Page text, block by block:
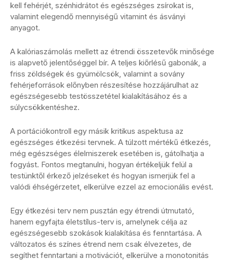
kell fehérjét, szénhidrátot és egészséges zsírokat is,
valamint elegendő mennyiségű vitamint és ásványi
anyagot.
A kalóriaszámolás mellett az étrendi összetevők minősége
is alapvető jelentőséggel bír. A teljes kiőrlésű gabonák, a
friss zöldségek és gyümölcsök, valamint a sovány
fehérjeforrások előnyben részesítése hozzájárulhat az
egészségesebb testösszetétel kialakításához és a
súlycsökkentéshez.
A portációkontroll egy másik kritikus aspektusa az
egészséges étkezési tervnek. A túlzott mértékű étkezés,
még egészséges élelmiszerek esetében is, gátolhatja a
fogyást. Fontos megtanulni, hogyan értékeljük felül a
testünktől érkező jelzéseket és hogyan ismerjük fel a
valódi éhségérzetet, elkerülve ezzel az emocionális evést.
Egy étkezési terv nem pusztán egy étrendi útmutató,
hanem egyfajta életstílus-terv is, amelynek célja az
egészségesebb szokások kialakítása és fenntartása. A
változatos és színes étrend nem csak élvezetes, de
segíthet fenntartani a motivációt, elkerülve a monotonitás